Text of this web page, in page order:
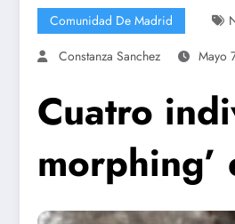
Comunidad De Madrid
Constanza Sanchez
Mayo
Cuatro
morphing’